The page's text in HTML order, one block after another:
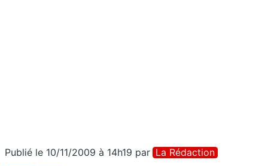
Publié le 10/11/2009 à 14h19 par La Rédaction